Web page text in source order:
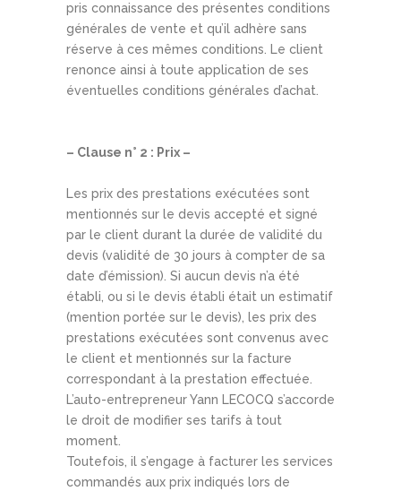
pris connaissance des présentes conditions
générales de vente et qu’il adhère sans
réserve à ces mêmes conditions. Le client
renonce ainsi à toute application de ses
éventuelles conditions générales d’achat.
– Clause n° 2 : Prix –
Les prix des prestations exécutées sont
mentionnés sur le devis accepté et signé
par le client durant la durée de validité du
devis (validité de 30 jours à compter de sa
date d’émission). Si aucun devis n’a été
établi, ou si le devis établi était un estimatif
(mention portée sur le devis), les prix des
prestations exécutées sont convenus avec
le client et mentionnés sur la facture
correspondant à la prestation effectuée.
L’auto-entrepreneur Yann LECOCQ s’accorde
le droit de modifier ses tarifs à tout
moment.
Toutefois, il s’engage à facturer les services
commandés aux prix indiqués lors de